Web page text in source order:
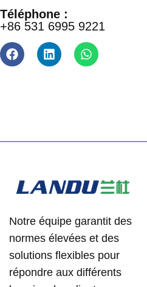
Téléphone :
+86 531 6995 9221
Notre équipe garantit des
normes élevées et des
solutions flexibles pour
répondre aux différents